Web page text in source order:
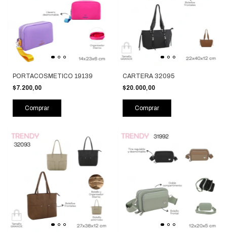
PORTACOSMETICO 19139
$7.200,00
Comprar
CARTERA 32095
$20.000,00
Comprar